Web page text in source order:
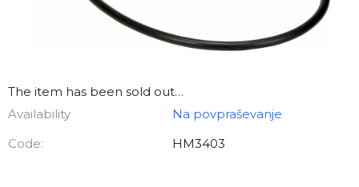
The item has been sold out…
Availability
Na povpraševanje
Code:
HM3403